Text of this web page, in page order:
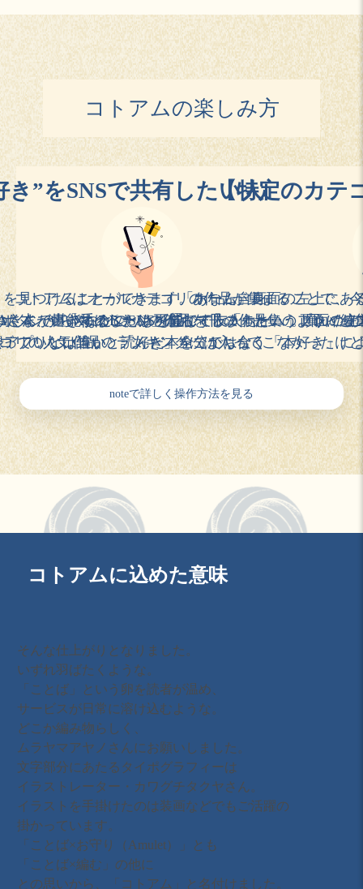
×プロフィールにプレイリスト数、作品投稿数を追加
×ユーザーレコメンド
×創作者への還元
×フォント拡張
×作品文章のDL、csv出力
×作品の非公開
×広告(企業向け)
×広告非表示
(課金により期間無期限に)
※×は今後できるようになることです。
例であり、予告なく変更になる場合がございます。
機
コトアムの楽しみ方
き”をSNSで共有したい人向け】
見つけることができます。あなた自身の「好き」
タンからXなどのSNSを通じて友人たちと共有する
ていない誰かと「好き」を分かち合うきっかけにな
【特定のカテ
コトアムはオールカテゴリの作品が集まることで、
くまで堪能することも可能です。「ホーム」画面の
リの人気作品のランキングには入ってこなかった
「ホーム」画面の左上にあ
た本、いいねはしたけど忘れてしまった･･･。買い
プリとは違い、読んだ本全てではなく「本好き」
さんが書き手のBさんの作品を「○○」というプレイ
「マイページ」から一冊の作品集のように
noteで詳しく操作方法を見る
コトアムに込めた意味
そんな仕上がりとなりました。
いずれ羽ばたくような。
「ことば」という卵を読者が温め、
サービスが日常に溶け込むような。
どこか編み物らしく、
ムラヤマアヤノさんにお願いしました。
文字部分にあたるタイポグラフィーは
イラストレーター・カワグチタクヤさん。
イラストを手掛けたのは装画などでもご活躍の
掛かっています。
「ことば×お守り（Amulet）」とも
「ことば×編む」の他に
との思いから、「コトアム」と名付けました。